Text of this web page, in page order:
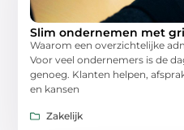
Slim ondernemen met
Waarom een overzichtelijke
Voor veel ondernemers is de
genoeg. Klanten helpen,
en kansen
Zakelijk